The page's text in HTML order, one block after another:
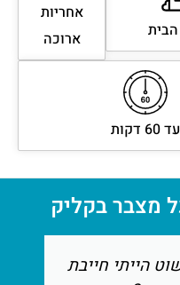
אחריות
ארוכה
עד 60 דקות
מצבר בקליק
הייתי חייבת